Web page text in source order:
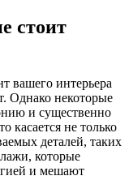
стоит
вашего интерьера
Однако некоторые
и существенно
касается не только
деталей, таких
которые
и мешают